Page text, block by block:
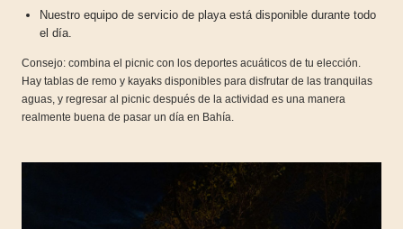
Nuestro equipo de servicio de playa está disponible durante todo
el día.
Consejo: combina el picnic con los deportes acuáticos de tu elección.
Hay tablas de remo y kayaks disponibles para disfrutar de las tranquilas
aguas, y regresar al picnic después de la actividad es una manera
realmente buena de pasar un día en Bahía.